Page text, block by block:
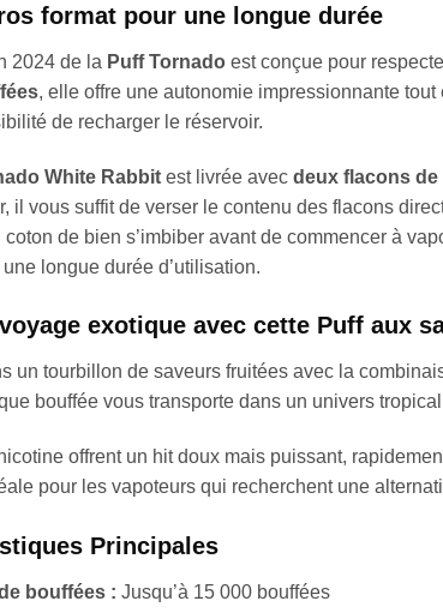
format pour une longue durée
2024 de la Puff Tornado est conçue pour
, elle offre une autonomie impressionnante
de recharger le réservoir.
White Rabbit est livrée avec deux flacons de
il vous suffit de verser le contenu des flacons
coton de bien s’imbiber avant de commencer à
longue durée d’utilisation.
exotique avec cette Puff aux
un tourbillon de saveurs fruitées avec la
bouffée vous transporte dans un univers
offrent un hit doux mais puissant,
pour les vapoteurs qui recherchent une
Principales
bouffées : Jusqu’à 15 000 bouffées